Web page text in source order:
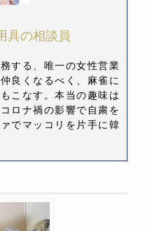
具の相談員
する、唯一の女性営業
良くなるべく、麻雀に
こなす。本当の趣味は
ロナ禍の影響で自粛を
でマッコリを片手に韓